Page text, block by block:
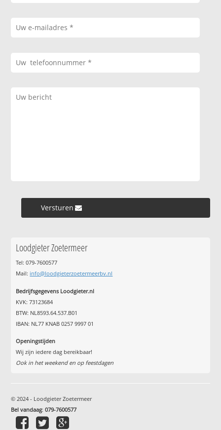
Versturen »
Loodgieter Zoetermeer
Tel: 079-7600577
Mail: info@loodgieterzoetermeerbv.nl
Bedrijfsgegevens Loodgieter.nl
KVK: 73123684
BTW: NL8593.64.537.B01
IBAN: NL77 KNAB 0257 9997 01
Openingstijden
Wij zijn iedere dag bereikbaar!
Ook in het weekend en op feestdagen
© 2024 - Loodgieter Zoetermeer
Bel vandaag:079-7600577